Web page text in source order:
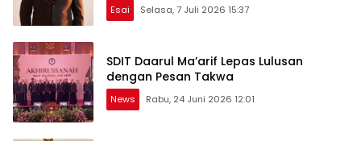
Esai Selasa, 7 Juli 2026 15:37
SDIT Daarul Ma’arif Lepas Lulusan
dengan Pesan Takwa
News Rabu, 24 Juni 2026 12:01